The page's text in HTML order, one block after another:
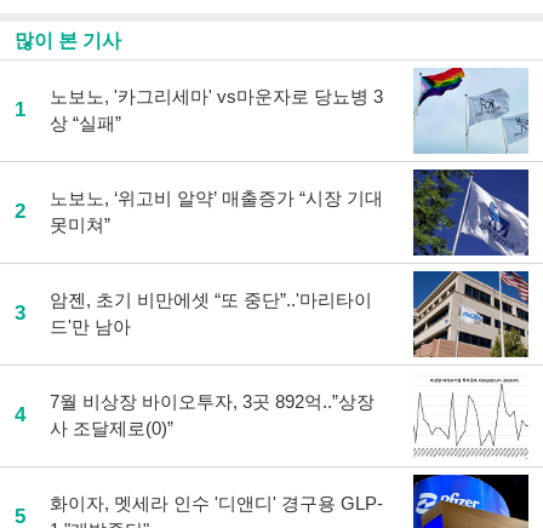
많이 본 기사
1
노보노, '카그리세마' vs마운자로 당뇨병 3
상 “실패”
2
노보노, ‘위고비 알약’ 매출증가 “시장 기대
못미쳐”
3
암젠, 초기 비만에셋 “또 중단”..'마리타이
드'만 남아
4
7월 비상장 바이오투자, 3곳 892억..”상장
사 조달제로(0)”
5
화이자, 멧세라 인수 '디앤디' 경구용 GLP-